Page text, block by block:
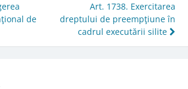
de
Art. 1738. Exercitarea
dreptului de preempţiune în
cadrul executării silite